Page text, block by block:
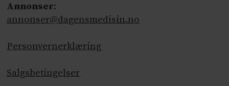
Annonser:
annonser@dagensmedisin.no
Personvernerklæring
Salgsbetingelser